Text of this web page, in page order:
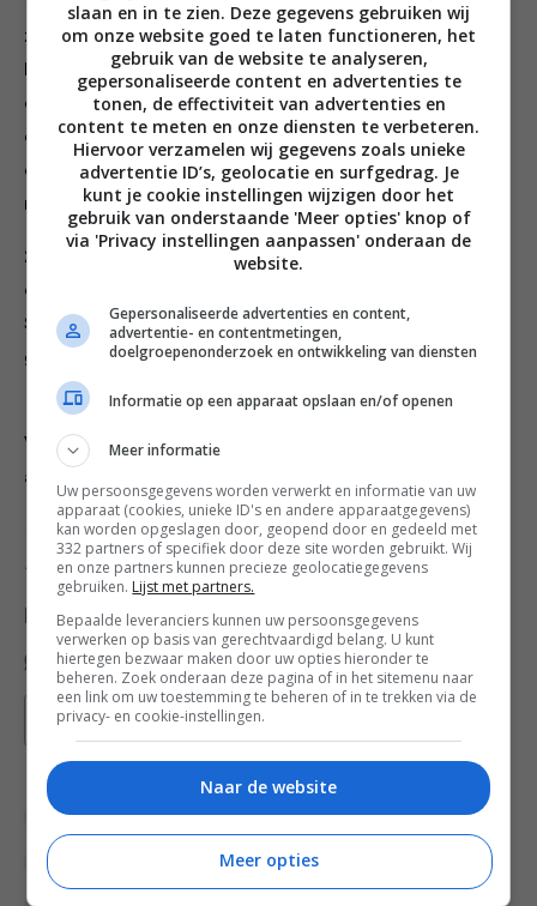
ze in een schaal. Plet de tenen knoflook en hak ze grof.
Meng met de wijnazijn, olijfolie, pruimen, kappertjes
en het vocht uit het potje, de laurierblaadjes, oregano
en olijven. Schenk de marinade over de kip en schep
om. Dek de schaal af en laat een nacht gekoeld
marineren.
2. Doe de kipstukken in een zware pan met vuurvaste
deksel en bak ze boven de hete kolen in 1 uur gaar.
Schep de ingrediënten regelmatig om. Serveer met
gekookte bulgur of knapperig brood.
Je kunt deze schotel ook thuis in de oven maken.
Verwarm hem dan voor op 180 °C en bak de kip
afgedekt in 1 uur gaar.
Credits fotgrafie: Dennie van Huis – Recepten: Ingmar
Niesen.
Deel dit recept
Bewaar recept
Barbecue recepten Diner voor 4 of meer
Gangen Gelegenheid
slaan en in te zien. Deze gegevens gebruiken wij
om onze website goed te laten functioneren, het
gebruik van de website te analyseren,
gepersonaliseerde content en advertenties te
tonen, de effectiviteit van advertenties en
content te meten en onze diensten te verbeteren.
Hiervoor verzamelen wij gegevens zoals unieke
advertentie ID’s, geolocatie en surfgedrag. Je
kunt je cookie instellingen wijzigen door het
gebruik van onderstaande 'Meer opties' knop of
via 'Privacy instellingen aanpassen' onderaan de
website.
Gepersonaliseerde advertenties en content,
advertentie- en contentmetingen,
doelgroepenonderzoek en ontwikkeling van diensten
Informatie op een apparaat opslaan en/of openen
Meer informatie
Uw persoonsgegevens worden verwerkt en informatie van uw
apparaat (cookies, unieke ID's en andere apparaatgegevens)
kan worden opgeslagen door, geopend door en gedeeld met
332 partners of specifiek door deze site worden gebruikt. Wij
en onze partners kunnen precieze geolocatiegegevens
gebruiken. Lijst met partners.
Bepaalde leveranciers kunnen uw persoonsgegevens
verwerken op basis van gerechtvaardigd belang. U kunt
hiertegen bezwaar maken door uw opties hieronder te
beheren. Zoek onderaan deze pagina of in het sitemenu naar
een link om uw toestemming te beheren of in te trekken via de
privacy- en cookie-instellingen.
Naar de website
Meer opties